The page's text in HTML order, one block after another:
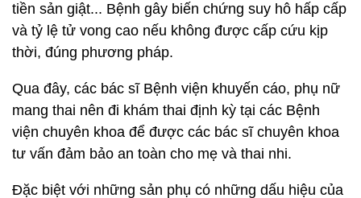
tiền sản giật... Bệnh gây biến chứng suy hô hấp cấp
và tỷ lệ tử vong cao nếu không được cấp cứu kịp
thời, đúng phương pháp.
Qua đây, các bác sĩ Bệnh viện khuyến cáo, phụ nữ
mang thai nên đi khám thai định kỳ tại các Bệnh
viện chuyên khoa để được các bác sĩ chuyên khoa
tư vấn đảm bảo an toàn cho mẹ và thai nhi.
Đặc biệt với những sản phụ có những dấu hiệu của